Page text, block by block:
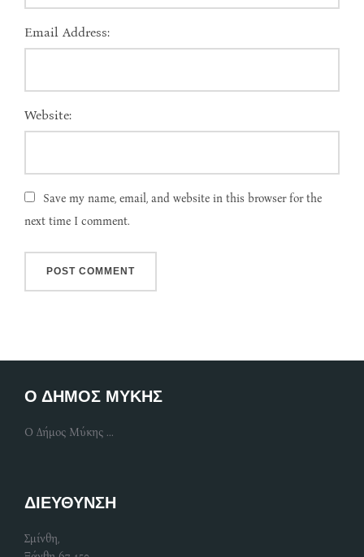
Email Address:
Website:
Save my name, email, and website in this browser for the
next time I comment.
Ο ΔΗΜΟΣ ΜΥΚΗΣ
Ο Δήμος Μύκης ...
ΔΙΕΥΘΥΝΣΗ
Σμίνθη,